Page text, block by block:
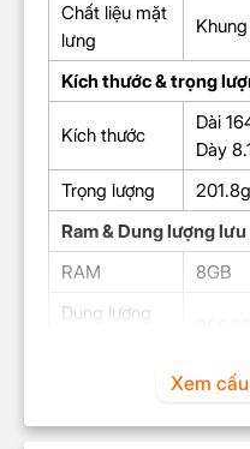
Chất liệu mặt
lưng
Kích thước & trọng
Kích thước
Dài
Dày
Trọng lượng
201.8g
Ram & Dung lượng
RAM
8GB
Dung lượng
Công nghệ
Xem